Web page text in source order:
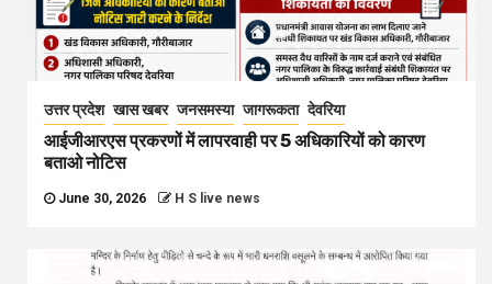
उत्तर प्रदेश खास खबर जनसमस्या जागरूकता देवरिया
आईजीआरएस प्रकरणों में लापरवाही पर 5 अधिकारियों को कारण
बताओ नोटिस
June 30, 2026 H S live news